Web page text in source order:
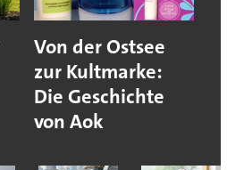
Von der Ostsee
zur Kultmarke:
Die Geschichte
von Aok